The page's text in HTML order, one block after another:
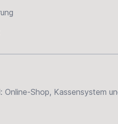
Online-Shop, Kassensystem